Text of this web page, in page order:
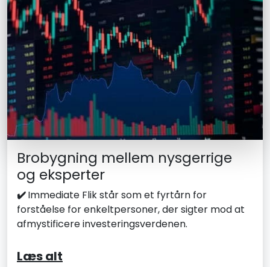
Brobygning mellem nysgerrige
og eksperter
✔️Immediate Flik står som et fyrtårn for
forståelse for enkeltpersoner, der sigter mod at
afmystificere investeringsverdenen.
Læs alt